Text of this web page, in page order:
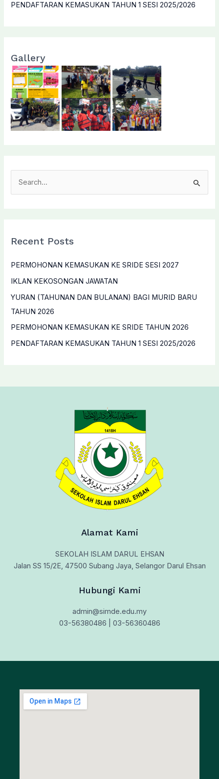
PENDAFTARAN KEMASUKAN TAHUN 1 SESI 2025/2026
Gallery
h
f
Recent Posts
PERMOHONAN KEMASUKAN KE SRIDE SESI 2027
IKLAN KEKOSONGAN JAWATAN
YURAN (TAHUNAN DAN BULANAN) BAGI MURID BARU
TAHUN 2026
PERMOHONAN KEMASUKAN KE SRIDE TAHUN 2026
PENDAFTARAN KEMASUKAN TAHUN 1 SESI 2025/2026
Alamat Kami
SEKOLAH ISLAM DARUL EHSAN
Jalan SS 15/2E, 47500 Subang Jaya, Selangor Darul Ehsan
Hubungi Kami
admin@simde.edu.my
03-56380486 | 03-56360486